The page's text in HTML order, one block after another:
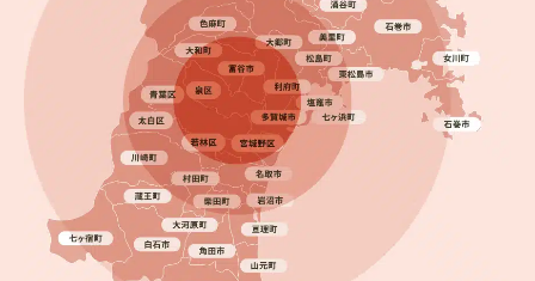
一条工務店の外壁塗装は必要？名取市で塗り替え工
事を行いました！